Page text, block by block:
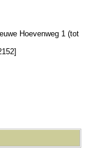
Hoevenweg 1 (tot